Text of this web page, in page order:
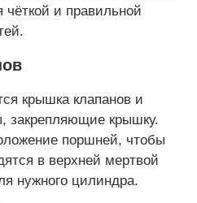
чёткой и правильной
крышка клапанов и
закрепляющие крышку.
поршней, чтобы
в верхней мертвой
нужного цилиндра.